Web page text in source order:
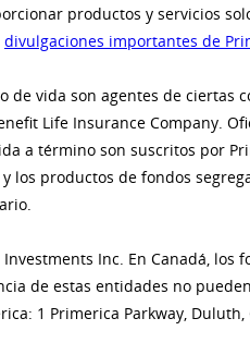
productos y servicios
divulgaciones importantes de
vida son agentes de ciertas
Life Insurance Company.
a término son suscritos por
los productos de fondos
Inc. En Canadá,
de estas entidades no
1 Primerica Parkway,